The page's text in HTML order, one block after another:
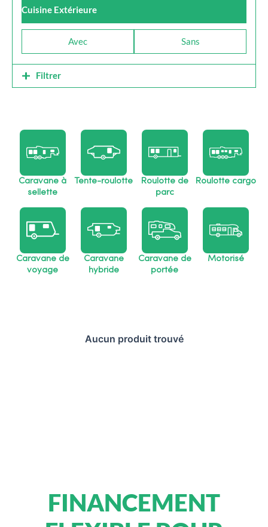
Cuisine Extérieure
Avec Sans
Filtrer
Caravane à
sellette
Tente-roulotte
Roulotte de
parc
Roulotte cargo
Caravane de
voyage
Caravane
hybride
Caravane de
portée
Motorisé
Aucun produit trouvé
FINANCEMENT